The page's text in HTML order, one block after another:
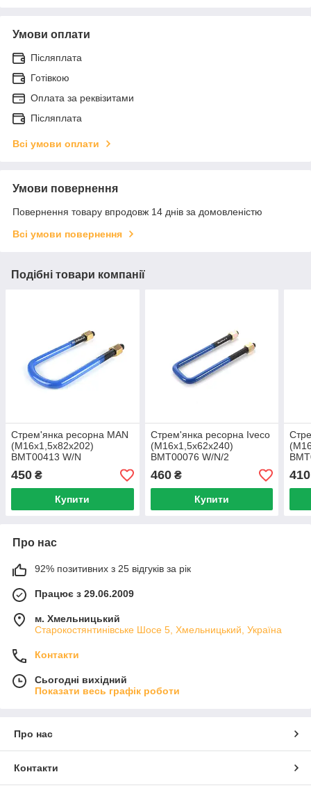
Умови оплати
Післяплата
Готівкою
Оплата за реквізитами
Післяплата
Всі умови оплати
Умови повернення
Повернення товару впродовж 14 днів за домовленістю
Всі умови повернення
Подібні товари компанії
Стрем'янка ресорна MAN
(M16x1,5x82x202)
BMT00413 W/N
450 ₴
Купити
Стрем'янка ресорна Iveco
(M16x1,5x62x240)
BMT00076 W/N/2
460₴
Купити
410
Про нас
92% позитивних з 25 відгуків за рік
Працює з 29.06.2009
м. Хмельницький
Старокостянтинівське Шосе 5, Хмельницький, Україна
Контакти
Сьогодні вихідний
Показати весь графік роботи
Про нас
Контакти